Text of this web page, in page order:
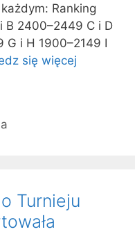
Ranking
B 2400–2449 C i D
G i H 1900–2149 I
się więcej
Turnieju